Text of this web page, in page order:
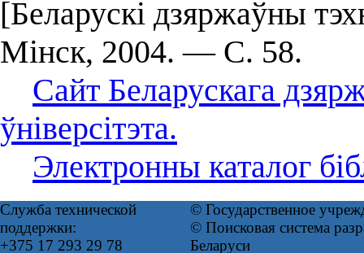
[Беларускі дзяржаўны
Мінск, 2004. — С. 58.
Сайт Беларускага
ўніверсітэта.
Электронны каталог
Служба технической
поддержки:
+375 17 293 29 78
© Государственное
© Поисковая система
Беларуси